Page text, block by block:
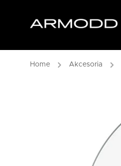
Home / Akcesoria /